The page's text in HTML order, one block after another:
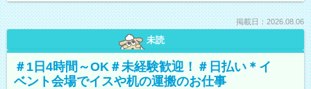
掲載日：2026.08.06
未読
＃1日4時間～OK＃未経験歓迎！＃日払い＊イ
ベント会場でイスや机の運搬のお仕事